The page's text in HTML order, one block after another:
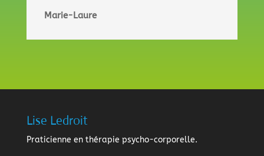
Marie-Laure
Lise Ledroit
Praticienne en thérapie psycho-corporelle.